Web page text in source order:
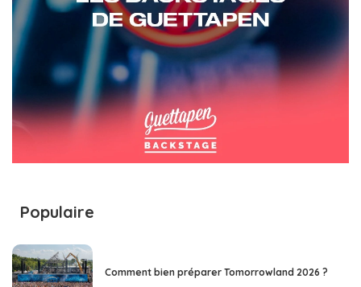
Populaire
Comment bien préparer Tomorrowland 2026 ?